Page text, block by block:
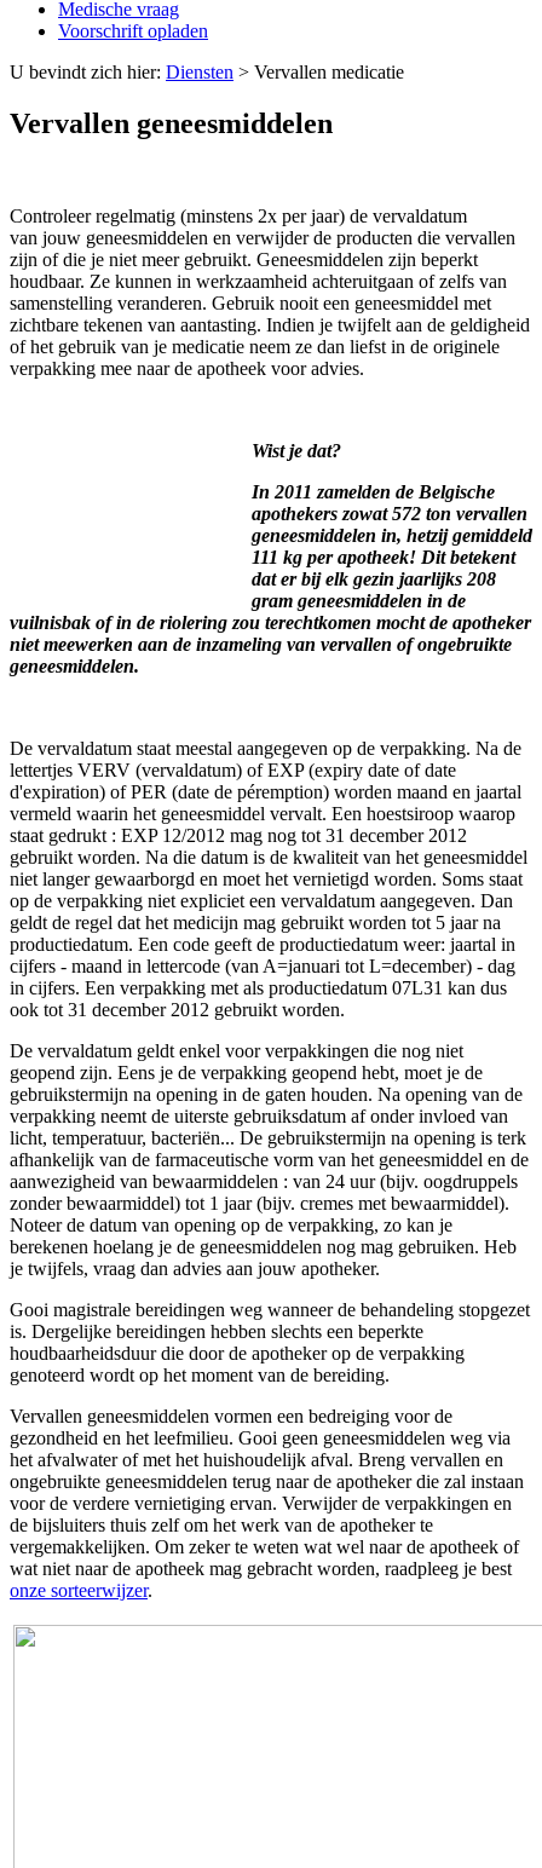
Medische vraag
Voorschrift opladen
U bevindt zich hier: Diensten > Vervallen medicatie
Vervallen geneesmiddelen
Controleer regelmatig (minstens 2x per jaar) de vervaldatum
van jouw geneesmiddelen en verwijder de producten die vervallen
zijn of die je niet meer gebruikt. Geneesmiddelen zijn beperkt
houdbaar. Ze kunnen in werkzaamheid achteruitgaan of zelfs van
samenstelling veranderen. Gebruik nooit een geneesmiddel met
zichtbare tekenen van aantasting. Indien je twijfelt aan de geldigheid
of het gebruik van je medicatie neem ze dan liefst in de originele
verpakking mee naar de apotheek voor advies.
Wist je dat?
In 2011 zamelden de Belgische
apothekers zowat 572 ton vervallen
geneesmiddelen in, hetzij gemiddeld
111 kg per apotheek! Dit betekent
dat er bij elk gezin jaarlijks 208
gram geneesmiddelen in de
vuilnisbak of in de riolering zou terechtkomen mocht de apotheker
niet meewerken aan de inzameling van vervallen of ongebruikte
geneesmiddelen.
De vervaldatum staat meestal aangegeven op de verpakking. Na de
lettertjes VERV (vervaldatum) of EXP (expiry date of date
d'expiration) of PER (date de péremption) worden maand en jaartal
vermeld waarin het geneesmiddel vervalt. Een hoestsiroop waarop
staat gedrukt : EXP 12/2012 mag nog tot 31 december 2012
gebruikt worden. Na die datum is de kwaliteit van het geneesmiddel
niet langer gewaarborgd en moet het vernietigd worden. Soms staat
op de verpakking niet expliciet een vervaldatum aangegeven. Dan
geldt de regel dat het medicijn mag gebruikt worden tot 5 jaar na
productiedatum. Een code geeft de productiedatum weer: jaartal in
cijfers - maand in lettercode (van A=januari tot L=december) - dag
in cijfers. Een verpakking met als productiedatum 07L31 kan dus
ook tot 31 december 2012 gebruikt worden.
De vervaldatum geldt enkel voor verpakkingen die nog niet
geopend zijn. Eens je de verpakking geopend hebt, moet je de
gebruikstermijn na opening in de gaten houden. Na opening van de
verpakking neemt de uiterste gebruiksdatum af onder invloed van
licht, temperatuur, bacteriën... De gebruikstermijn na opening is terk
afhankelijk van de farmaceutische vorm van het geneesmiddel en de
aanwezigheid van bewaarmiddelen : van 24 uur (bijv. oogdruppels
zonder bewaarmiddel) tot 1 jaar (bijv. cremes met bewaarmiddel).
Noteer de datum van opening op de verpakking, zo kan je
berekenen hoelang je de geneesmiddelen nog mag gebruiken. Heb
je twijfels, vraag dan advies aan jouw apotheker.
Gooi magistrale bereidingen weg wanneer de behandeling stopgezet
is. Dergelijke bereidingen hebben slechts een beperkte
houdbaarheidsduur die door de apotheker op de verpakking
genoteerd wordt op het moment van de bereiding.
Vervallen geneesmiddelen vormen een bedreiging voor de
gezondheid en het leefmilieu. Gooi geen geneesmiddelen weg via
het afvalwater of met het huishoudelijk afval. Breng vervallen en
ongebruikte geneesmiddelen terug naar de apotheker die zal instaan
voor de verdere vernietiging ervan. Verwijder de verpakkingen en
de bijsluiters thuis zelf om het werk van de apotheker te
vergemakkelijken. Om zeker te weten wat wel naar de apotheek of
wat niet naar de apotheek mag gebracht worden, raadpleeg je best
onze sorteerwijzer.